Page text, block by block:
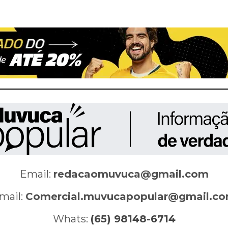
Email: redacaomuvuca@gmail.com
Whats: (65) 98148-6714